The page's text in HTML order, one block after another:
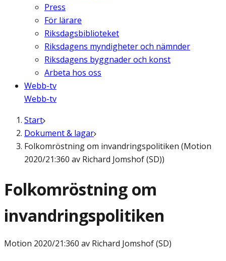
Press
För lärare
Riksdagsbiblioteket
Riksdagens myndigheter och nämnder
Riksdagens byggnader och konst
Arbeta hos oss
Webb-tv
Webb-tv
Start
Dokument & lagar
Folkomröstning om invandringspolitiken (Motion
2020/21:360 av Richard Jomshof (SD))
Folkomröstning om
invandringspolitiken
Motion 2020/21:360 av Richard Jomshof (SD)